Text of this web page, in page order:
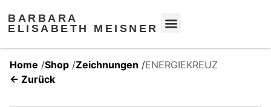
BARBARA
ELISABETH MEISNER
Home /Shop /Zeichnungen /ENERGIEKREUZ
← Zurück